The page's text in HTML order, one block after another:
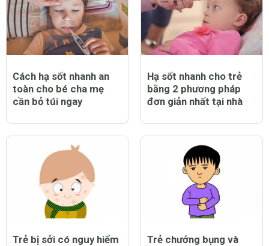
Cách hạ sốt nhanh an
toàn cho bé cha mẹ
cần bỏ túi ngay
Hạ sốt nhanh cho trẻ
bằng 2 phương pháp
đơn giản nhất tại nhà
Trẻ bị sởi có nguy hiểm
Trẻ chướng bụng và